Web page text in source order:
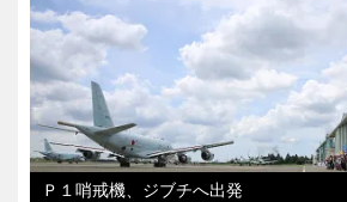
Ｐ１哨戒機、ジブチへ出発